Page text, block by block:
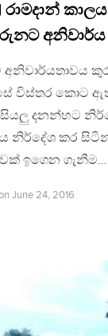
රාමදාන්
අනිවාර්ය
අනිවාර්යතාවය
විස්තර කොට
සියලු දනන්හට
නිර්දේ‍ශ කර
ඉගෙන ගැනීම…
June 24, 2016